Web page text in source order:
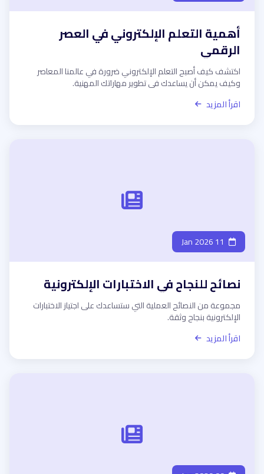
أهمية التعلم الإلكتروني في العصر
الرقمي
اكتشف كيف أصبح التعلم الإلكتروني ضرورة في عالمنا المعاصر
وكيف يمكن أن يساعدك في تطوير مهاراتك المهنية.
اقرأ المزيد
نصائح للنجاح في الاختبارات الإلكترونية
مجموعة من النصائح العملية التي ستساعدك على اجتياز الاختبارات
الإلكترونية بنجاح وثقة.
اقرأ المزيد